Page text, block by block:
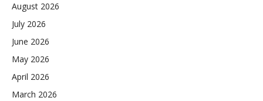
August 2026
July 2026
June 2026
May 2026
April 2026
March 2026